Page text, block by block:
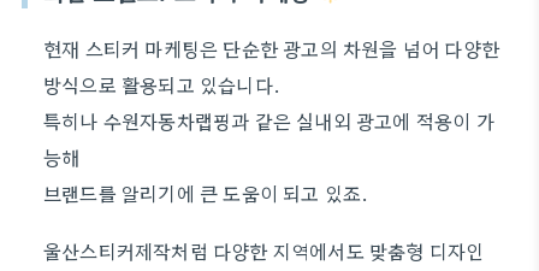
현재 스티커 마케팅은 단순한 광고의 차원을 넘어 다양한
방식으로 활용되고 있습니다.
특히나 수원자동차랩핑과 같은 실내외 광고에 적용이 가
능해
브랜드를 알리기에 큰 도움이 되고 있죠.
울산스티커제작처럼 다양한 지역에서도 맞춤형 디자인